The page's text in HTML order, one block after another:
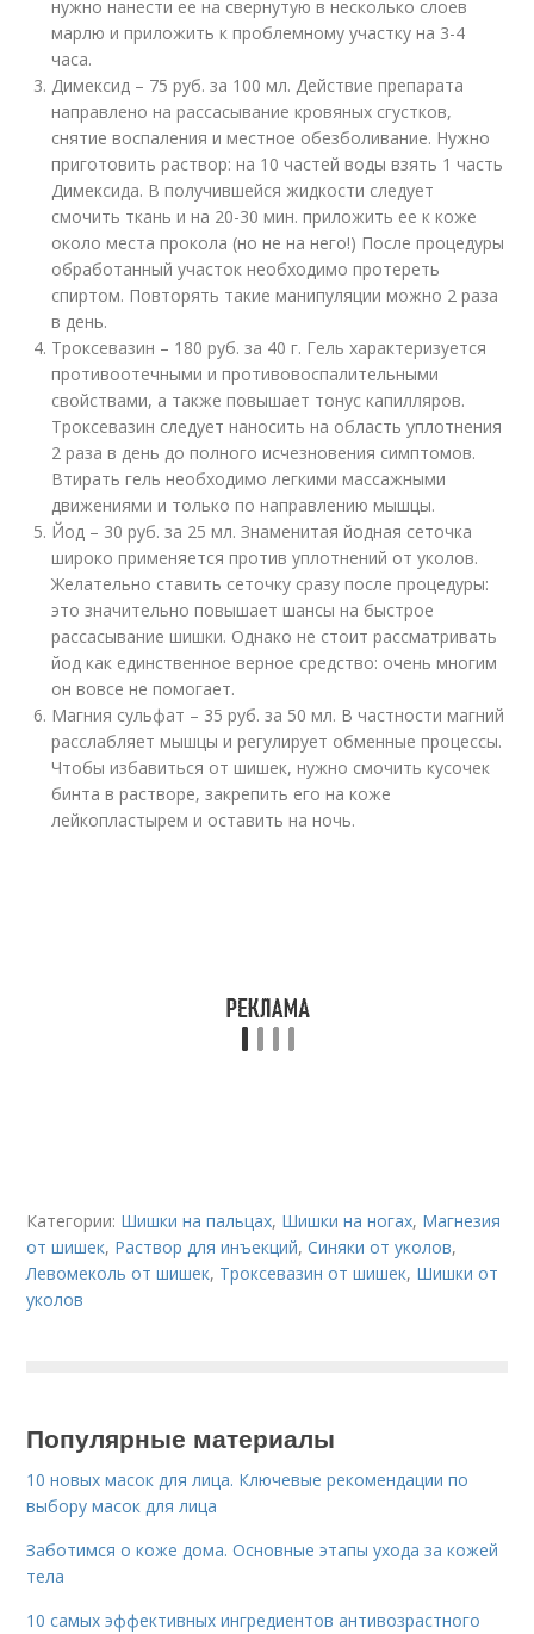
нужно нанести ее на свернутую в несколько слоев
марлю и приложить к проблемному участку на 3-4
часа.
Димексид – 75 руб. за 100 мл. Действие препарата
направлено на рассасывание кровяных сгустков,
снятие воспаления и местное обезболивание. Нужно
приготовить раствор: на 10 частей воды взять 1 часть
Димексида. В получившейся жидкости следует
смочить ткань и на 20-30 мин. приложить ее к коже
около места прокола (но не на него!) После процедуры
обработанный участок необходимо протереть
спиртом. Повторять такие манипуляции можно 2 раза
в день.
Троксевазин – 180 руб. за 40 г. Гель характеризуется
противоотечными и противовоспалительными
свойствами, а также повышает тонус капилляров.
Троксевазин следует наносить на область уплотнения
2 раза в день до полного исчезновения симптомов.
Втирать гель необходимо легкими массажными
движениями и только по направлению мышцы.
Йод – 30 руб. за 25 мл. Знаменитая йодная сеточка
широко применяется против уплотнений от уколов.
Желательно ставить сеточку сразу после процедуры:
это значительно повышает шансы на быстрое
рассасывание шишки. Однако не стоит рассматривать
йод как единственное верное средство: очень многим
он вовсе не помогает.
Магния сульфат – 35 руб. за 50 мл. В частности магний
расслабляет мышцы и регулирует обменные процессы.
Чтобы избавиться от шишек, нужно смочить кусочек
бинта в растворе, закрепить его на коже
лейкопластырем и оставить на ночь.
Категории: Шишки на пальцах, Шишки на ногах, Магнезия
от шишек, Раствор для инъекций,Синяки от уколов,
Левомеколь от шишек, Троксевазин от шишек, Шишки от
уколов
Популярные материалы
10 новых масок для лица. Ключевые рекомендации по
выбору масок для лица
Заботимся о коже дома. Основные этапы ухода за кожей
тела
10 самых эффективных ингредиентов антивозрастного